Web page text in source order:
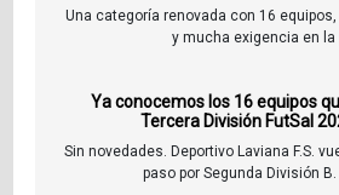
Una categoría renovada con 16
y mucha exigencia en la
Ya conocemos los 16 equipos
Tercera División FutSal
Sin novedades. Deportivo Laviana F.S.
paso por Segunda División B.